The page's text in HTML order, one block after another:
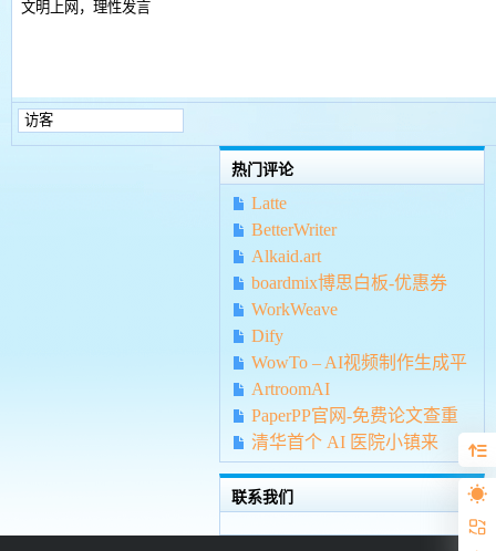
热门评论
Latte
BetterWriter
Alkaid.art
boardmix博思白板-优惠券
WorkWeave
Dify
WowTo – AI视频制作生成平
台 ArtroomAI
PaperPP官网-免费论文查重
清华首个 AI 医院小镇来
了！AI 医生自进化击败人类专
家，数天诊完 1 万名患者
联系我们